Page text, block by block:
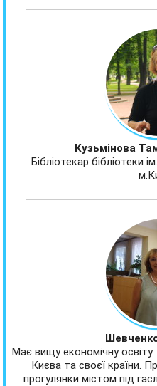
Кузьмінова
Бібліотекар бібліотеки
Має вищу економічну
Києва та своєї країни.
прогулянки містом під